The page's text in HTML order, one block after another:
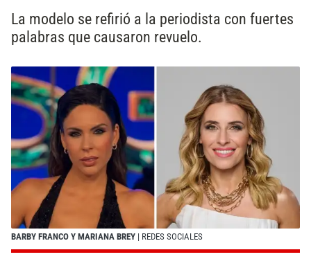
La modelo se refirió a la periodista con fuertes
palabras que causaron revuelo.
BARBY FRANCO Y MARIANA BREY | REDES SOCIALES